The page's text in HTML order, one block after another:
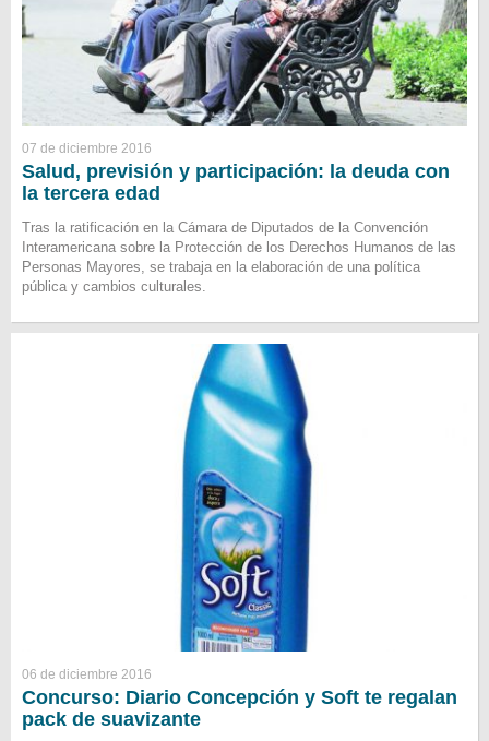
07 de diciembre 2016
Salud, previsión y participación: la deuda con
la tercera edad
Tras la ratificación en la Cámara de Diputados de la Convención
Interamericana sobre la Protección de los Derechos Humanos de las
Personas Mayores, se trabaja en la elaboración de una política
pública y cambios culturales.
06 de diciembre 2016
Concurso: Diario Concepción y Soft te regalan
pack de suavizante